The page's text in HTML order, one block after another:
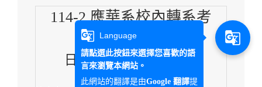
114-2 應華系校內轉系考
面試通知
日期:114年11月12日(三)
12:30-12:40 顏○伃
g_translate Language
請點選此按鈕來選擇您喜歡的語
言來瀏覽本網站。
此網站的翻譯是由Google 翻譯提
g_translate